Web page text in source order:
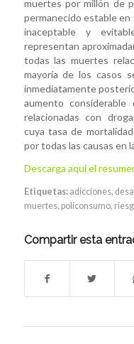
muertes por millón de
permanecido estable
inaceptable y
representan
todas las muertes
mayoría de los casos
inmediatamente
aumento
relacionadas con
cuya tasa de
por todas las causas en
Descarga aquí el
Etiquetas: adicciones,
muertes, policonsumo,
Compartir esta